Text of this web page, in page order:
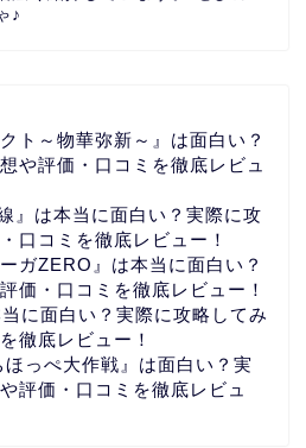
♪
ト～物華弥新～』は面白い？
や評価・口コミを徹底レビュ
』は本当に面白い？実際に攻
口コミを徹底レビュー！
ガZERO』は本当に面白い？
価・口コミを徹底レビュー！
に面白い？実際に攻略してみ
徹底レビュー！
ほっぺ大作戦』は面白い？実
評価・口コミを徹底レビュ